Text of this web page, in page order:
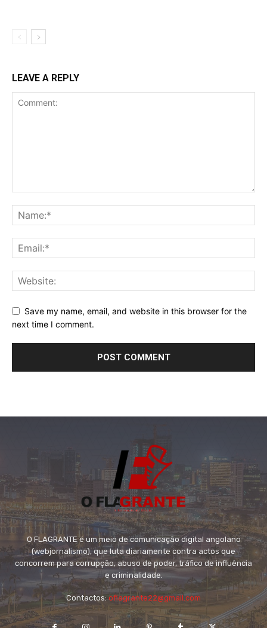
LEAVE A REPLY
Save my name, email, and website in this browser for the
next time I comment.
O FLAGRANTE é um meio de comunicação digital angolano
(webjornalismo), que luta diariamente contra actos que
concorrem para corrupção, abuso de poder, tráfico de influência
e criminalidade.
Contactos:oflagrante22@gmail.com